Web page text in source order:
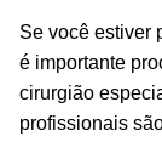
Se você estiver
é importante
cirurgião
profissionais